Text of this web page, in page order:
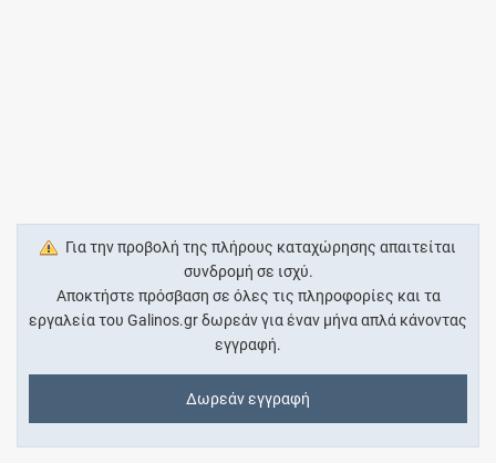
Για την προβολή της πλήρους καταχώρησης απαιτείται
συνδρομή σε ισχύ.
Αποκτήστε πρόσβαση σε όλες τις πληροφορίες και τα
εργαλεία του Galinos.gr δωρεάν για έναν μήνα απλά κάνοντας
εγγραφή.
Δωρεάν εγγραφή